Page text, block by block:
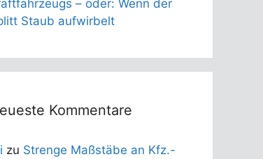
– oder: Wenn der
Staub aufwirbelt
Kommentare
zu Strenge Maßstäbe an Kfz.-